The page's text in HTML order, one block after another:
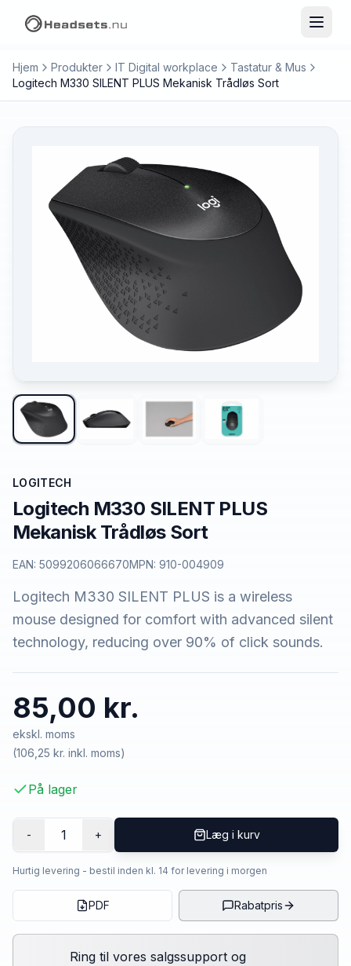
Hjem Produkter IT Digital workplace
Tastatur & Mus
Logitech M330 SILENT PLUS Mekanisk Trådløs Sort
LOGITECH
Logitech M330 SILENT PLUS
Mekanisk Trådløs Sort
EAN: 5099206066670MPN: 910-004909
Logitech M330 SILENT PLUS is a wireless
mouse designed for comfort with advanced silent
technology, reducing over 90% of click sounds.
85,00 kr.
ekskl. moms
(106,25 kr. inkl. moms)
På lager
- 1 + Læg i kurv
Hurtig levering - bestil inden kl. 14 for levering i morgen
PDF Rabatpris
Ring til vores salgssupport og